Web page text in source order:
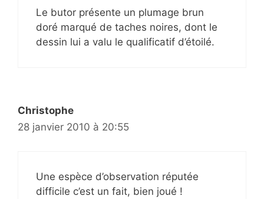
Le butor présente un plumage brun
doré marqué de taches noires, dont le
dessin lui a valu le qualificatif d’étoilé.
Christophe
28 janvier 2010 à 20:55
Une espèce d’observation réputée
difficile c’est un fait, bien joué !